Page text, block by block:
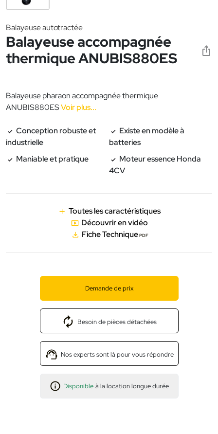
Balayeuse autotractée
Balayeuse accompagnée
thermique ANUBIS880ES
Balayeuse pharaon accompagnée thermique
ANUBIS880ESVoir plus...
Conception robuste et
industrielle
Existe en modèle à
batteries
Maniable et pratique
Moteur essence Honda
4CV
Toutes les caractéristiques
Découvrir en vidéo
Fiche Technique PDF
Demande de prix
Besoin de pièces détachées
Nos experts sont là pour vous répondre
Disponible à la location longue durée